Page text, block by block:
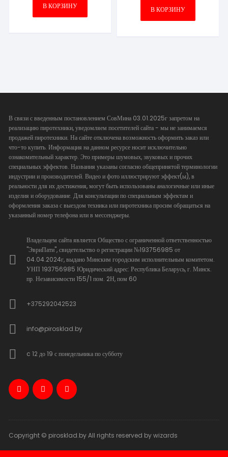
В КОРЗИНУ В КОРЗИНУ
В связи с введенным постановлением СовМина 03.01.2025г запретом на
реализацию пиротехники, уведомляем посетителей сайта - мы не занимаемся
продажей пиротехники. На сайте отключена возможность оформить заказ или
что-то купить. Информация на данном ресурсе носит исключительно
ознакомительный характер. Это примеры шумовых, звуковых и прочих
специальных эффектов. Названия указаны согласно общепринятой терминологии
индустрии и производителей. Видео и фото иллюстрируют эффект(ы), в
реальности для их достижения, могут быть использованы аналогичные или иные
изделия и оборудование. Для консультации по специальным эффектам и
оформления заказа с выездом техника или пиротехника просим обращаться на
указанный номер телефона или в мессенджеры.
Владельцем сайта является Общество с ограниченной ответственностью
"ЭвриПати", свидетельство о регистрации №193756985 от
04.04.2024г, выдано Минским городским исполнительным комитетом.
УНП 193756985 Юридический адрес: Республика Беларусь, г. Минск.
пр. Независимости 155/1 пом. 2Н, пом 60
+375292042523
info@pirosklad.by
c 12 до 19 с понедельника по субботу
Copyright © pirosklad.by All rights reserved by wizards